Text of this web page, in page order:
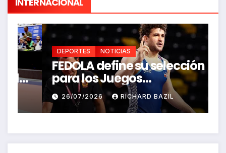
DEPORTES NOTICIAS
FEDOLA define su selección
para los Juegos
Centroamericanos y del
Caribe Santo Domingo 2026
26/07/2026 RICHARD BAZIL